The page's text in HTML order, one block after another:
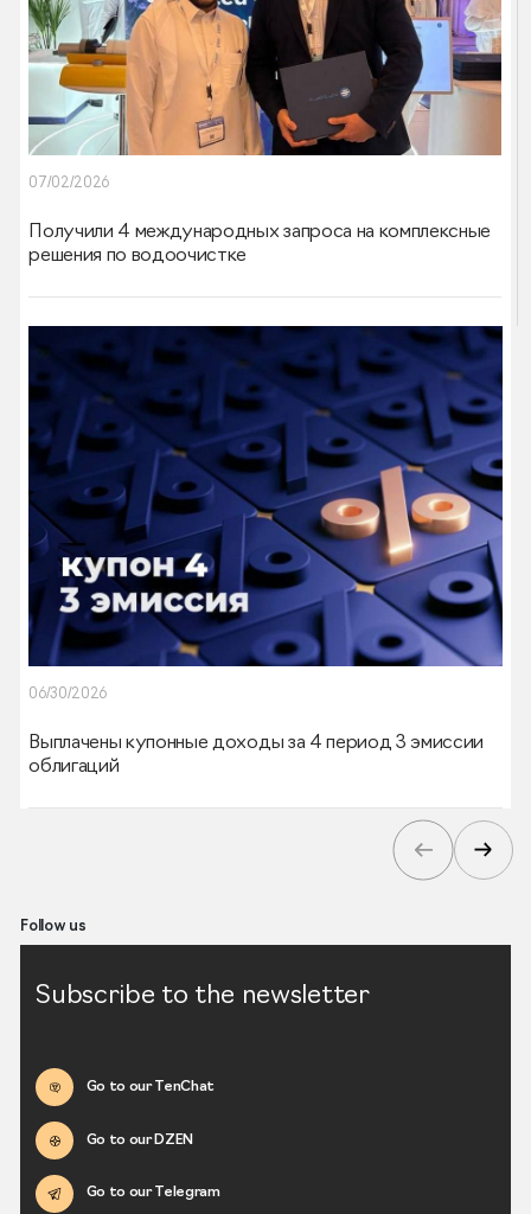
07/02/2026
Получили 4 международных запроса на комплексные
решения по водоочистке
06/30/2026
Выплачены купонные доходы за 4 период 3 эмиссии
облигаций
Follow us
Subscribe to the newsletter
Go to our TenChat
Go to our DZEN
Go to our Telegram